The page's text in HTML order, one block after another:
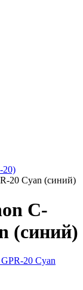
20)
20 Cyan (синий)
C-
(синий)